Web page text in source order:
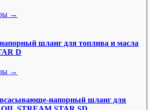
→
шланг для топлива и масла
D
→
напорный шланг для